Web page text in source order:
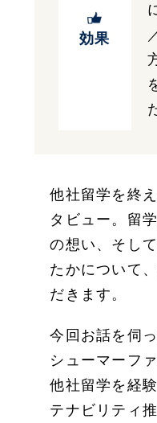
効果
他社留学を終
タビュー。留
の想い、そし
たかについて
だきます。
今回お話を伺
シューマーフ
他社留学を経
テナビリティ